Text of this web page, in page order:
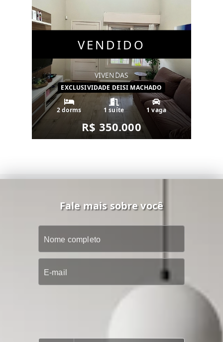
VENDIDO
VIVENDAS
EXCLUSIVIDADE DEISI MACHADO
2 dorms 1 suíte 1 vaga
R$ 350.000
Fale mais sobre você